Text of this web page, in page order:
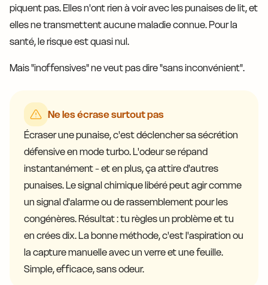
piquent pas. Elles n'ont rien à voir avec les punaises de lit, et
elles ne transmettent aucune maladie connue. Pour la
santé, le risque est quasi nul.
Mais "inoffensives" ne veut pas dire "sans inconvénient".
Ne les écrase surtout pas
Écraser une punaise, c'est déclencher sa sécrétion
défensive en mode turbo. L'odeur se répand
instantanément - et en plus, ça attire d'autres
punaises. Le signal chimique libéré peut agir comme
un signal d'alarme ou de rassemblement pour les
congénères. Résultat : tu règles un problème et tu
en crées dix. La bonne méthode, c'est l'aspiration ou
la capture manuelle avec un verre et une feuille.
Simple, efficace, sans odeur.